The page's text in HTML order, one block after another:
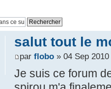
salut tout le
par flobo» 04 Sep 2010
Je suis ce forum